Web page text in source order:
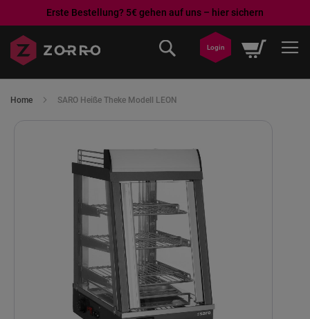
Erste Bestellung? 5€ gehen auf uns – hier sichern
zum
Mein
Login
Home SARO Heiße Theke Modell LEON